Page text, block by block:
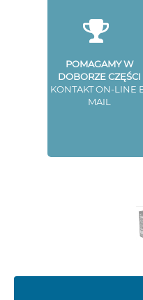
POMAGAMY W
DOBORZE CZĘŚCI
KONTAKT ON-LINE
MAIL